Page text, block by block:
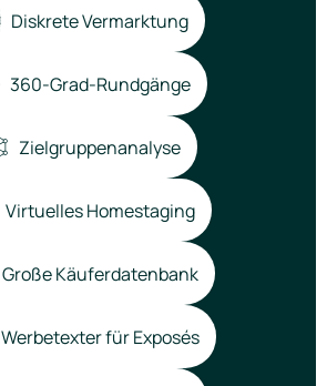
Diskrete Vermarktung
360-Grad-Rundgänge
Zielgruppenanalyse
Virtuelles Homestaging
Große Käuferdatenbank
Werbetexter für Exposés